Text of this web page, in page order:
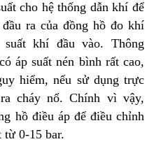
cho hệ thống dẫn khí để
ra của đồng hồ đo khí
khí đầu vào. Thông
áp suất nén bình rất cao,
hiểm, nếu sử dụng trực
cháy nổ. Chính vì vậy,
hồ điều áp để điều chỉnh
từ 0-15 bar.